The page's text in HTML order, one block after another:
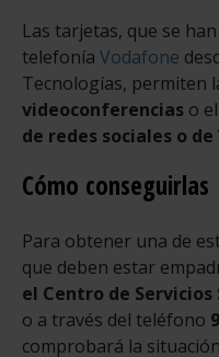
Las tarjetas, que se
telefonía Vodafone
Tecnologías, permiten
videoconferencias o
de redes sociales o
Cómo conseguirlas
Para obtener una de
que deben estar
el Centro de Servicios
o a través del teléfono
comprobará la